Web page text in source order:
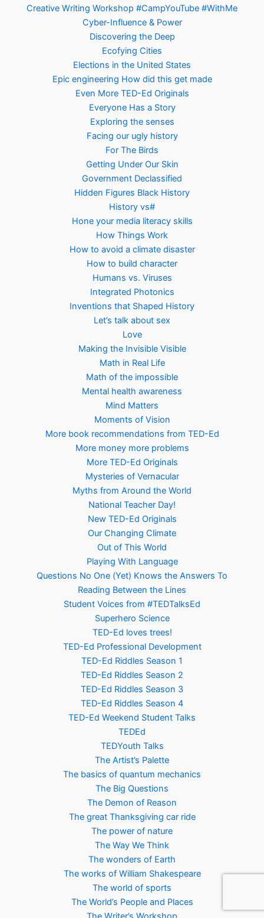
Creative Writing Workshop #CampYouTube #WithMe
Cyber-Influence & Power
Discovering the Deep
Ecofying Cities
Elections in the United States
Epic engineering How did this get made
Even More TED-Ed Originals
Everyone Has a Story
Exploring the senses
Facing our ugly history
For The Birds
Getting Under Our Skin
Government Declassified
Hidden Figures Black History
History vs#
Hone your media literacy skills
How Things Work
How to avoid a climate disaster
How to build character
Humans vs. Viruses
Integrated Photonics
Inventions that Shaped History
Let’s talk about sex
Love
Making the Invisible Visible
Math in Real Life
Math of the impossible
Mental health awareness
Mind Matters
Moments of Vision
More book recommendations from TED-Ed
More money more problems
More TED-Ed Originals
Mysteries of Vernacular
Myths from Around the World
National Teacher Day!
New TED-Ed Originals
Our Changing Climate
Out of This World
Playing With Language
Questions No One (Yet) Knows the Answers To
Reading Between the Lines
Student Voices from #TEDTalksEd
Superhero Science
TED-Ed loves trees!
TED-Ed Professional Development
TED-Ed Riddles Season 1
TED-Ed Riddles Season 2
TED-Ed Riddles Season 3
TED-Ed Riddles Season 4
TED-Ed Weekend Student Talks
TEDEd
TEDYouth Talks
The Artist’s Palette
The basics of quantum mechanics
The Big Questions
The Demon of Reason
The great Thanksgiving car ride
The power of nature
The Way We Think
The wonders of Earth
The works of William Shakespeare
The world of sports
The World’s People and Places